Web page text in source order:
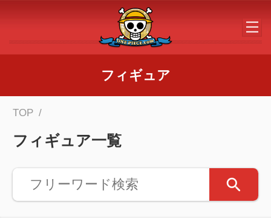
メインコンテンツへスキップする
フィギュア
TOP
フィギュア一覧